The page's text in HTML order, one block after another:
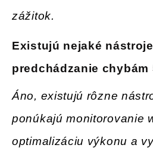
zážitok.
Existujú nejaké
predchádzanie chybám
Áno, existujú rôzne
ponúkajú monitorovanie
optimalizáciu výkonu a